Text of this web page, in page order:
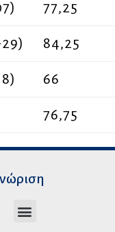
77,25
84,25
66
76,75